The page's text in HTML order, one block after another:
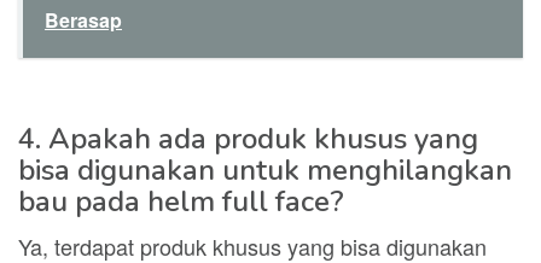
Berasap
4. Apakah ada produk khusus yang
bisa digunakan untuk menghilangkan
bau pada helm full face?
Ya, terdapat produk khusus yang bisa digunakan